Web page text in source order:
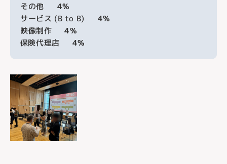
その他 4%
サービス (B to B) 4%
映像制作4%
保険代理店 4%